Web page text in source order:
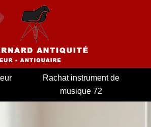
Rachat instrument de
musique 72